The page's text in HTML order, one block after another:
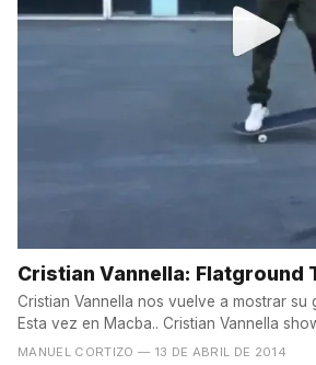
Cristian Vannella: Flatground
Cristian Vannella nos vuelve a mostrar su
Esta vez en Macba.. Cristian
MANUEL CORTIZO — 13 DE ABRIL DE 2014